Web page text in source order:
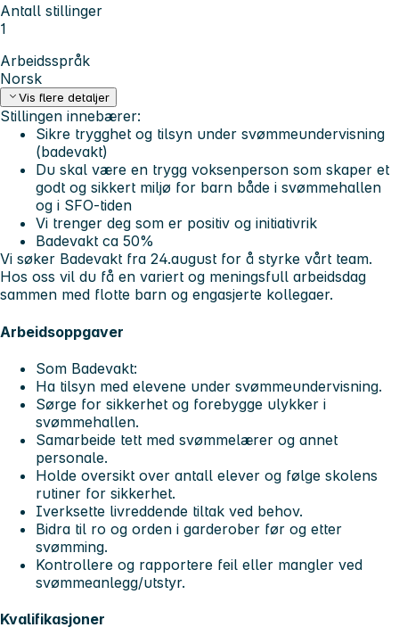
Antall stillinger
1
Arbeidsspråk
Norsk
Vis flere detaljer
Stillingen innebærer:
Sikre trygghet og tilsyn under svømmeundervisning
(badevakt)
Du skal være en trygg voksenperson som skaper et
godt og sikkert miljø for barn både i svømmehallen
og i SFO-tiden
Vi trenger deg som er positiv og initiativrik
Badevakt ca 50%
Vi søker Badevakt fra 24.august for å styrke vårt team.
Hos oss vil du få en variert og meningsfull arbeidsdag
sammen med flotte barn og engasjerte kollegaer.
Arbeidsoppgaver
Som Badevakt:
Ha tilsyn med elevene under svømmeundervisning.
Sørge for sikkerhet og forebygge ulykker i
svømmehallen.
Samarbeide tett med svømmelærer og annet
personale.
Holde oversikt over antall elever og følge skolens
rutiner for sikkerhet.
Iverksette livreddende tiltak ved behov.
Bidra til ro og orden i garderober før og etter
svømming.
Kontrollere og rapportere feil eller mangler ved
svømmeanlegg/utstyr.
Kvalifikasjoner